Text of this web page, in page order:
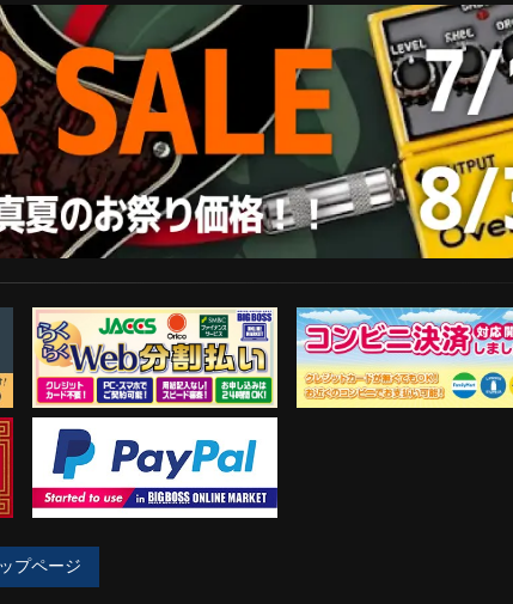
らくらくWeb分割払い コンビニ決済対応開始！
PayPal決済がご利用可能！
プページ